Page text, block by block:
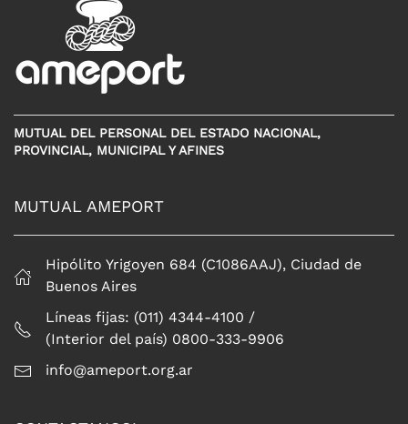
MUTUAL DEL PERSONAL DEL ESTADO NACIONAL,
PROVINCIAL, MUNICIPAL Y AFINES
MUTUAL AMEPORT
Hipólito Yrigoyen 684 (C1086AAJ), Ciudad de
Buenos Aires
Líneas fijas: (011) 4344-4100 /
(Interior del país) 0800-333-9906
info@ameport.org.ar